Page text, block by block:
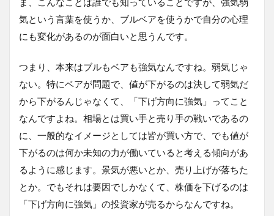
気という言葉を使うか、ブルベアを使うかで自分の心理
にも変化があるのが面白いと思うんです。
つまり、本来はブルもベアも強気なんですね。弱気じゃ
ない。特にベアが問題で、値が下がるのは決して弱気だ
から下がるんじゃなくて、「下げ方向に強気」ってこと
なんですよね。相場とは買い手と売り手の戦いであるの
に、一般的なイメージとしては皆が買い方で、でも値が
下がるのは何か未知の力が働いていると考える傾向があ
るように感じます。景気が悪いとか、売り上げが落ちた
とか。でもそれは要因でしかなくて、株価を下げるのは
「下げ方向に強気」の投資家が売るからなんですね。